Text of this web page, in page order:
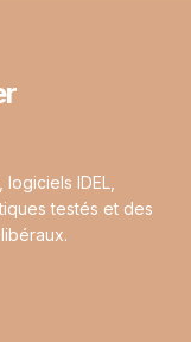
IDEL,
testés et des